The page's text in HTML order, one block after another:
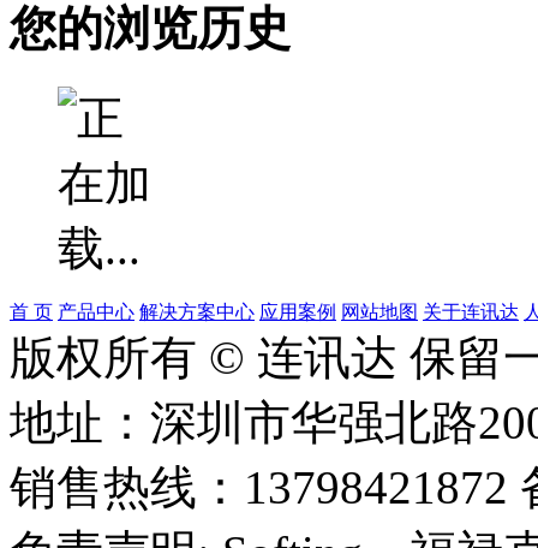
您的浏览历史
首 页 产品中心 解决方案中心 应用案例 网站地图 关于连讯达
版权所有 © 连讯达 保留
地址：深圳市华强北路
销售热线：13798421872